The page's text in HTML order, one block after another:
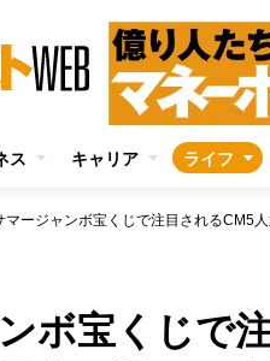
ス キャリア ライフ
ボ宝くじで